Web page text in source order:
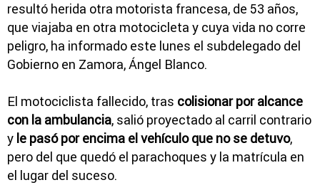
resultó herida otra motorista francesa, de 53 años,
que viajaba en otra motocicleta y cuya vida no corre
peligro, ha informado este lunes el subdelegado del
Gobierno en Zamora, Ángel Blanco.
El motociclista fallecido, tras colisionar por alcance
con la ambulancia, salió proyectado al carril contrario
y le pasó por encima el vehículo que no se detuvo,
pero del que quedó el parachoques y la matrícula en
el lugar del suceso.